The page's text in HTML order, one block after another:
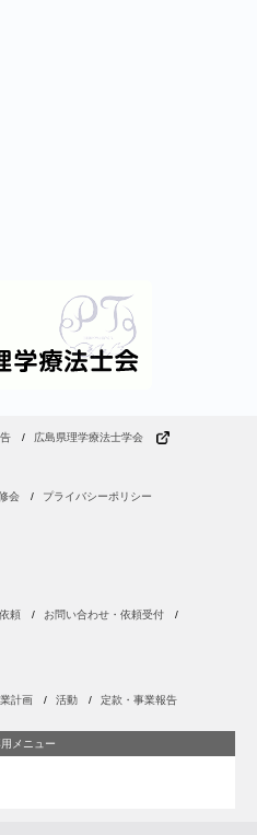
広島県理学療法士学会
会 プライバシーポリシー
頼 お問い合わせ・依頼受付
計画 活動 定款・事業報告
メニュー